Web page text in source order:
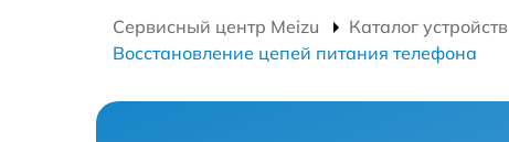
Сервисный центр Meizu Каталог устройств
Восстановление цепей питания телефона